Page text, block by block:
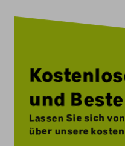
und
Lassen Sie sich
über unsere